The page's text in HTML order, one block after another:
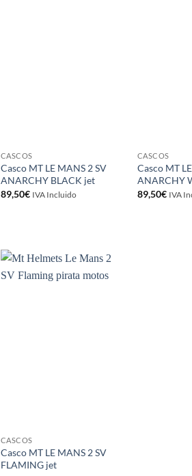
CASCOS
Casco MT LE MANS 2 SV
ANARCHY BLACK jet
89,50€ IVA Incluido
CASCOS
Casco MT
ANARCHY
89,50€ IVA
CASCOS
Casco MT LE MANS 2 SV
FLAMING jet